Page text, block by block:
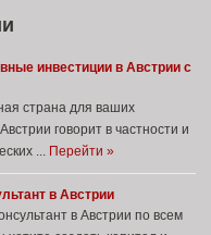
инвестиции в Австрии с
страна для ваших
говорит в частности и
... Перейти »
в Австрии
в Австрии по всем